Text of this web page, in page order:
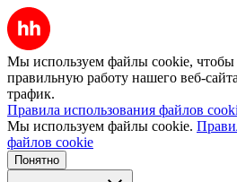
Мы используем файлы cookie, чтобы
правильную работу нашего веб-
трафик.
Правила использования файлов
Мы используем файлы cookie.
файлов cookie
Понятно